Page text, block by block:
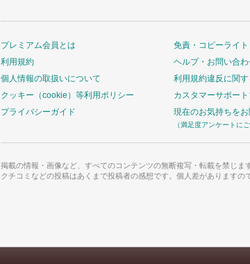
プレミアム会員とは
利用規約
個人情報の取扱いについて
クッキー（cookie）等利用ポリシー
プライバシーガイド
免責・コピーライト
ヘルプ・お問い合
利用規約違反に関
カスタマーサポー
現在のお気持ちを
（満足度アンケートに
掲載の情報・画像など、すべてのコンテンツの無断複写・転載を禁じます
クチコミなどの投稿はあくまで投稿者の感想です。個人差がありますの